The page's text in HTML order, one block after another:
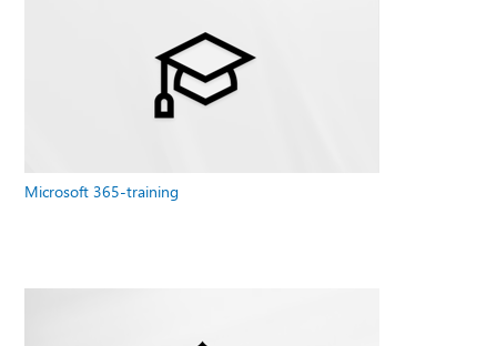
Microsoft 365-training